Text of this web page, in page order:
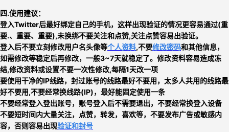
四.使用建议：
登入Twitter后最好绑定自己的手机，这样出现验证的情况更容易通过(重
要.、重要、重要),未换绑不要关注和点赞,关注点赞容易出验证。
登入后不要立刻修改用户名头像等个人资料,不要修改密码和其他信息，
如需修改等稳定后再修改，一般3~7天就稳定了。修改资料容易造成冻
结,修改资料或设置不要一次性修改,每隔1天改一项
要使用干净的IP线路，封过账号的线路最好不要用，太多人共用的线路最
好不要用,不要经常换线路(IP)，最好能固定使用一条
不要经常登入登出账号，账号登入后不需要退出，不要经常换登入设备
不要短时间内大量关注，点赞，转发，喜欢等， 不要发布广告或敏感内
容，否则容易出现验证和封号